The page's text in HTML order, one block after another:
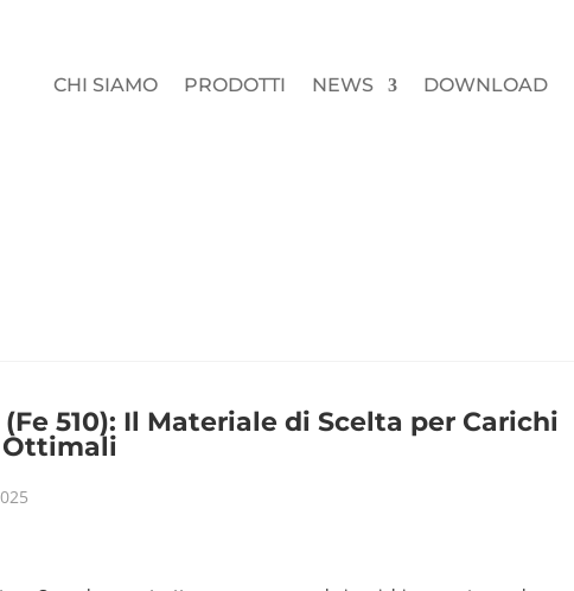
CHI SIAMO PRODOTTI NEWS DOWNLOAD
(Fe 510): Il Materiale di Scelta per Carichi
Ottimali